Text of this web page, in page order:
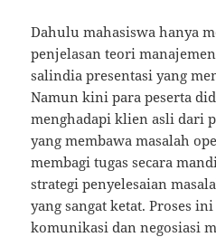
Dahulu mahasiswa hanya
penjelasan teori
salindia presentasi yang
Namun kini para peserta
menghadapi klien asli dari
yang membawa masalah
membagi tugas secara
strategi penyelesaian
yang sangat ketat. Proses
komunikasi dan negosiasi